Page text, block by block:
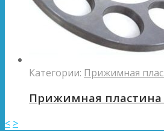
Категории: Прижимная
Прижимная пластина
< >